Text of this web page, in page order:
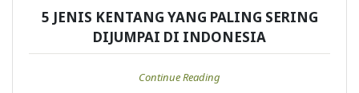
5 JENIS KENTANG YANG PALING SERING
DIJUMPAI DI INDONESIA
Continue Reading